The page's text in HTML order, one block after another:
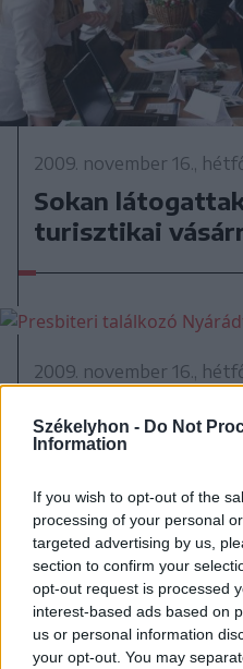
Székelyhon - Do Not
Information
If you wish to opt-out of the
processing of your personal
targeted advertising by us,
section to confirm your
opt-out request is processed
interest-based ads based on
us or personal information
your opt-out. You may
2009. november 16.,
Sokan
turisztikai
2009. november 16.,